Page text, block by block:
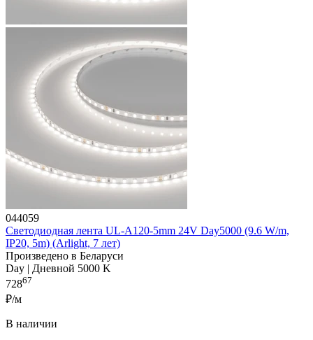
044059
Светодиодная лента UL-A120-5mm 24V Day5000 (9.6 W/m,
IP20, 5m) (Arlight, 7 лет)
Произведено в Беларуси
Day | Дневной 5000 K
72867
₽/м
В наличии